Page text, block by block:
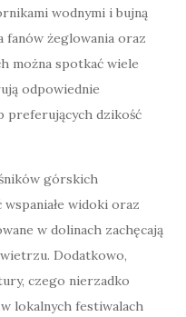
wodnymi i bujną
fanów żeglowania oraz
można spotkać wiele
odpowiednie
preferujących dzikość
górskich
widoki oraz
w dolinach zachęcają
Dodatkowo,
czego nierzadko
lokalnych festiwalach